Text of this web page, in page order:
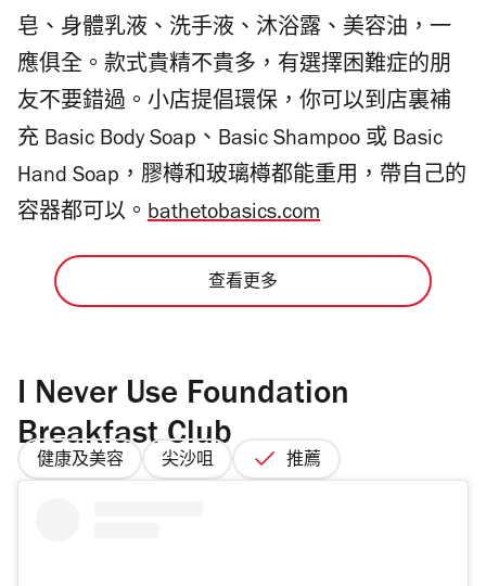
皂、身體乳液、洗手液、沐浴露、美容油，一
應俱全。款式貴精不貴多，有選擇困難症的朋
友不要錯過。小店提倡環保，你可以到店裏補
充 Basic Body Soap、Basic Shampoo 或 Basic
Hand Soap，膠樽和玻璃樽都能重用，帶自己的
容器都可以。 bathetobasics.com
查看更多
I Never Use Foundation
Breakfast Club
健康及美容 尖沙咀 推薦